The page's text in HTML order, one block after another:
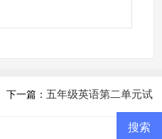
下一篇： 五年级英语第二单元试